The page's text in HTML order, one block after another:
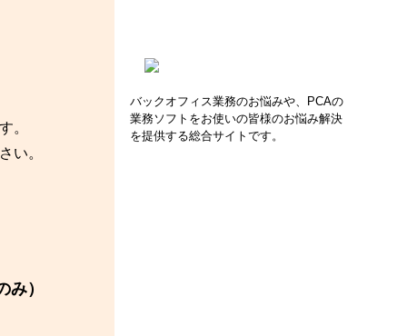
バックオフィス業務のお悩みや、PCAの
業務ソフトをお使いの皆様のお悩み解決
を提供する総合サイトです。
。
い。
）